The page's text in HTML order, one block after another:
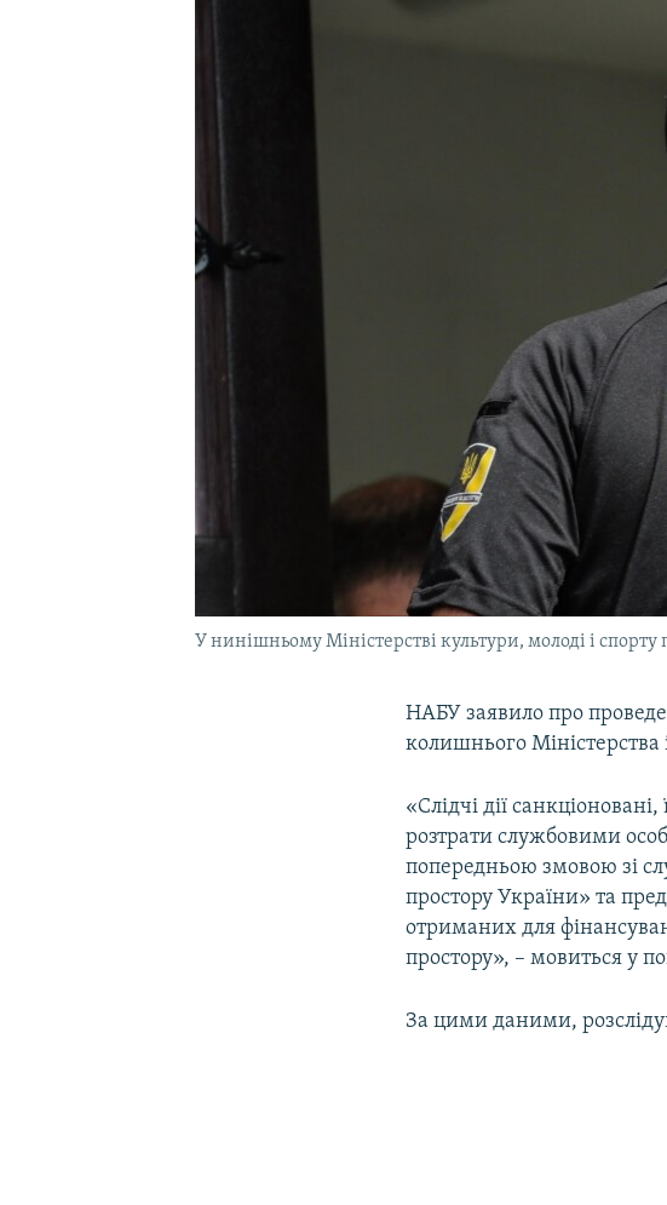
У нинішньому Міністерстві культури, молоді і
НАБУ заявило про
колишнього
«Слідчі дії
розтрати службовими
попередньою змовою зі
простору України» та
отриманих для
простору», – мовиться у
За цими даними,